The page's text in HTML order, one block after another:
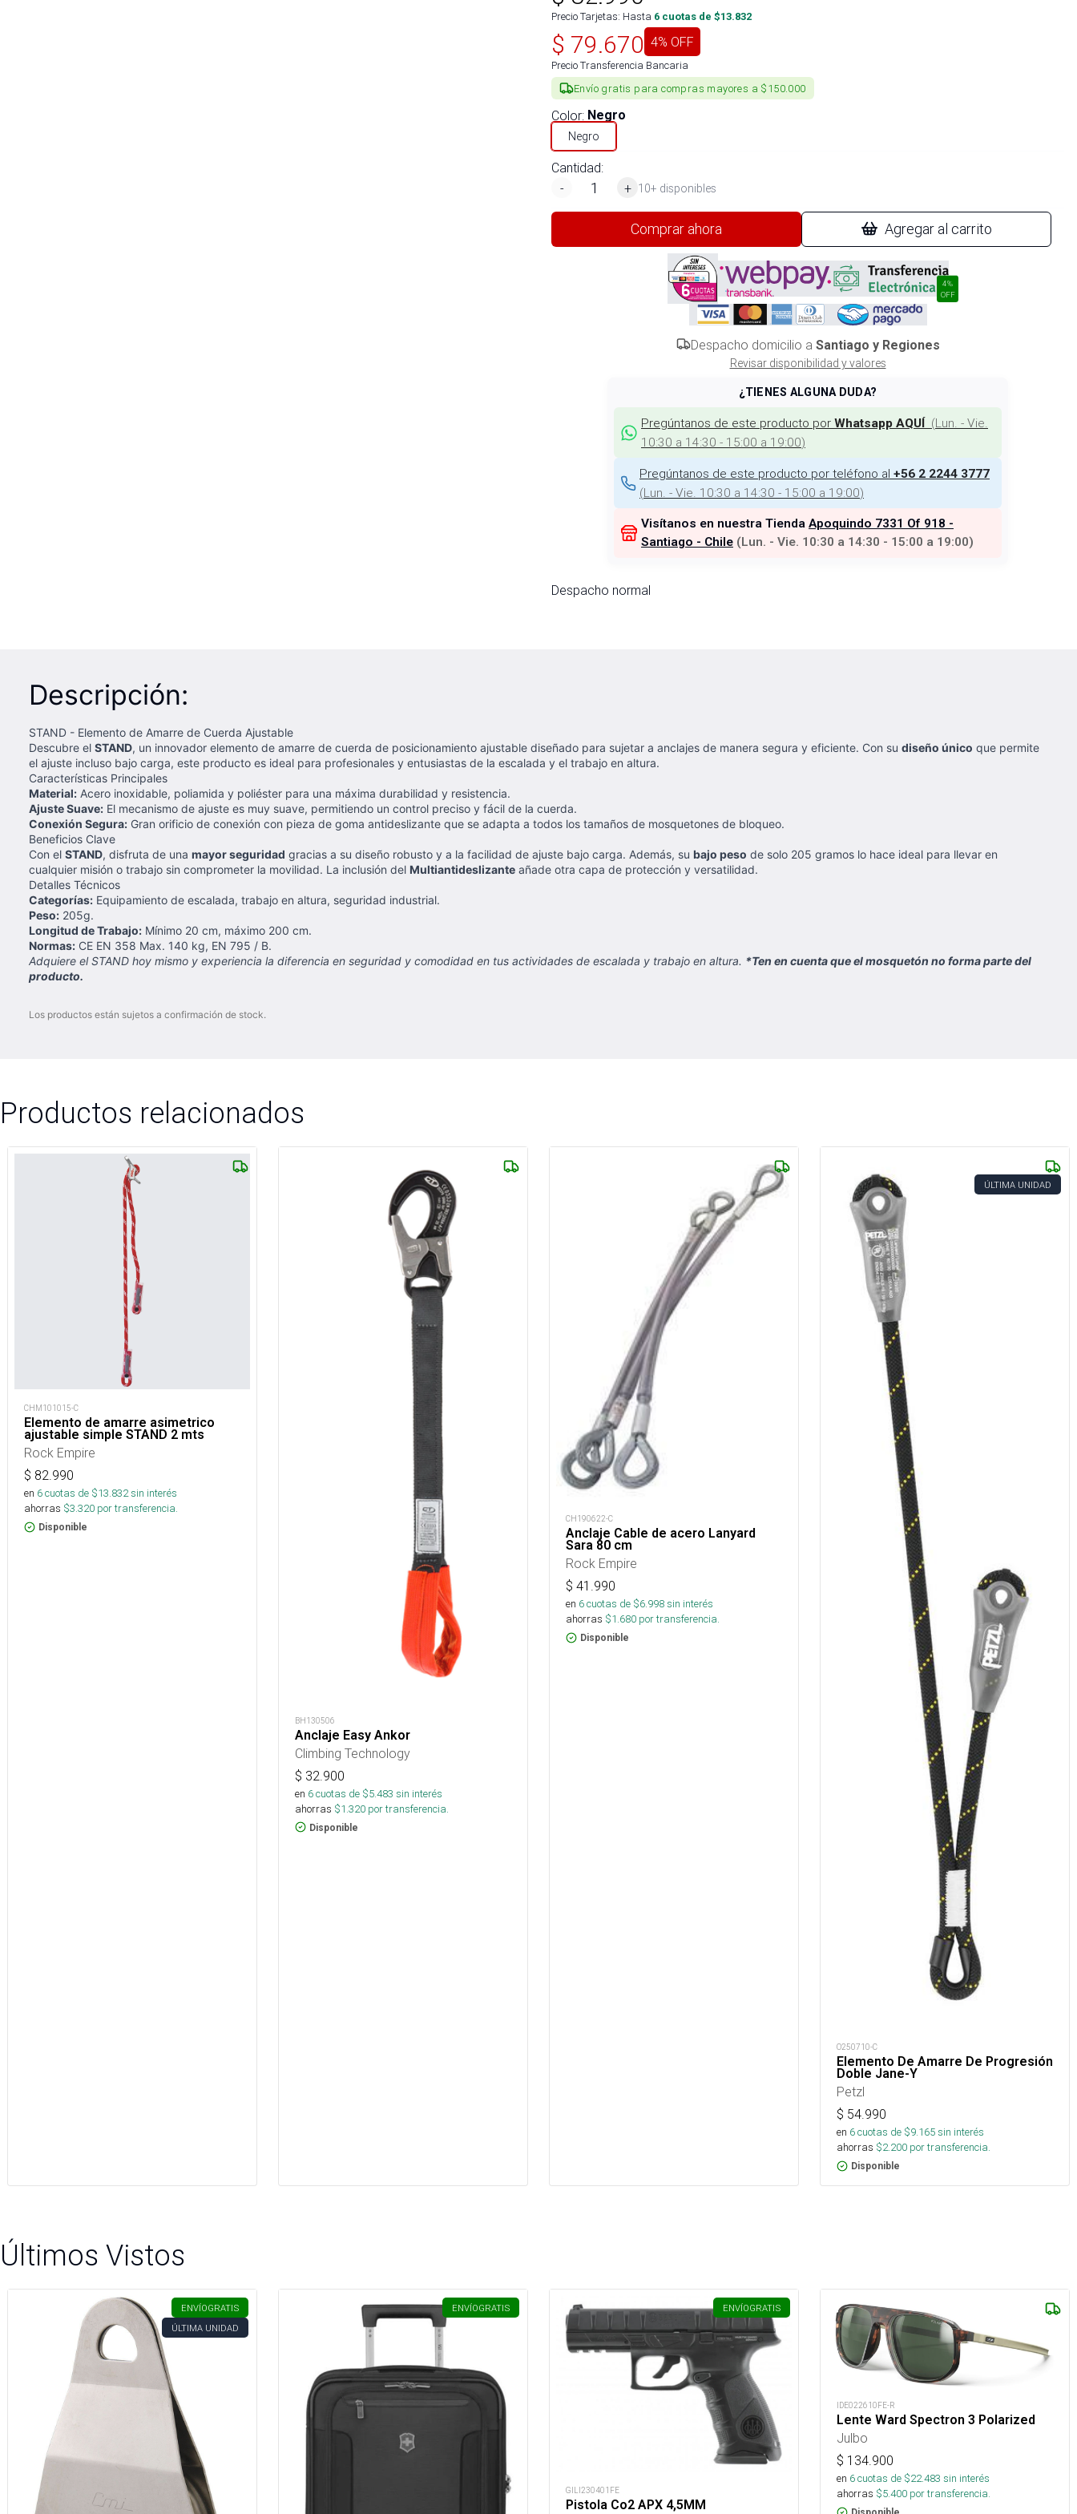
Precio Tarjetas: Hasta 6 cuotas de $13.832
$ 79.670 4% OFF
Precio Transferencia Bancaria
Envío gratis para compras mayores a $150.000
Color: Negro
Negro
Cantidad:
-
+ 10+ disponibles
Comprar ahora Agregar al carrito
4%
OFF
Despacho domicilio a Santiago y Regiones
Revisar disponibilidad y valores
¿TIENES ALGUNA DUDA?
Pregúntanos de este producto por Whatsapp AQUÍ (Lun. - Vie.
10:30 a 14:30 - 15:00 a 19:00)
Pregúntanos de este producto por teléfono al +56 2 2244 3777
(Lun. - Vie. 10:30 a 14:30 - 15:00 a 19:00)
Visítanos en nuestra Tienda Apoquindo 7331 Of 918 -
Santiago - Chile (Lun. - Vie. 10:30 a 14:30 - 15:00 a 19:00)
Despacho normal
Descripción:
STAND - Elemento de Amarre de Cuerda Ajustable
Descubre el STAND, un innovador elemento de amarre de cuerda de posicionamiento ajustable diseñado para sujetar a anclajes de manera segura y eficiente. Con su diseño único que permite
el ajuste incluso bajo carga, este producto es ideal para profesionales y entusiastas de la escalada y el trabajo en altura.
Características Principales
Material: Acero inoxidable, poliamida y poliéster para una máxima durabilidad y resistencia.
Ajuste Suave: El mecanismo de ajuste es muy suave, permitiendo un control preciso y fácil de la cuerda.
Conexión Segura: Gran orificio de conexión con pieza de goma antideslizante que se adapta a todos los tamaños de mosquetones de bloqueo.
Beneficios Clave
Con el STAND, disfruta de una mayor seguridad gracias a su diseño robusto y a la facilidad de ajuste bajo carga. Además, su bajo peso de solo 205 gramos lo hace ideal para llevar en
cualquier misión o trabajo sin comprometer la movilidad. La inclusión del Multiantideslizante añade otra capa de protección y versatilidad.
Detalles Técnicos
Categorías: Equipamiento de escalada, trabajo en altura, seguridad industrial.
Peso: 205g.
Longitud de Trabajo: Mínimo 20 cm, máximo 200 cm.
Normas: CE EN 358 Max. 140 kg, EN 795 / B.
Adquiere el STAND hoy mismo y experiencia la diferencia en seguridad y comodidad en tus actividades de escalada y trabajo en altura. *Ten en cuenta que el mosquetón no forma parte del
producto.
Los productos están sujetos a confirmación de stock.
Productos relacionados
CHM101015-C
Elemento de amarre asimetrico
ajustable simple STAND 2 mts
Rock Empire
$ 82.990
en 6cuotas de $13.832sin interés
ahorras $3.320 por transferencia.
Disponible
BH130506
Anclaje Easy Ankor
Climbing Technology
$ 32.900
en 6cuotas de $5.483 sin interés
ahorras $1.320 por transferencia.
Disponible
CH190622-C
Anclaje Cable de acero Lanyard
Sara 80 cm
Rock Empire
$ 41.990
en 6cuotas de $6.998sin interés
ahorras $1.680 por transferencia.
Disponible
ÚLTIMA UNIDAD
O250710-C
Elemento De Amarre De Progresión
Doble Jane-Y
Petzl
$ 54.990
en 6cuotas de $9.165sin interés
ahorras $2.200 por transferencia.
Disponible
Últimos Vistos
ENVÍOGRATIS
ÚLTIMA UNIDAD
ENVÍOGRATIS ENVÍOGRATIS
GILI230401FE
Pistola Co2 APX 4,5MM
IDE022610FE-R
Lente Ward Spectron 3 Polarized
Julbo
$ 134.900
en 6cuotas de $22.483 sin interés
ahorras $5.400 por transferencia.